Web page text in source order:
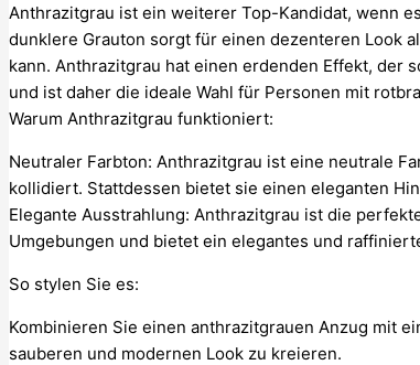
Anthrazitgrau ist ein weiterer Top-Kandidat, wenn
dunklere Grauton sorgt für einen dezenteren Look
kann. Anthrazitgrau hat einen erdenden Effekt, der
und ist daher die ideale Wahl für Personen mit
Warum Anthrazitgrau funktioniert:
Neutraler Farbton: Anthrazitgrau ist eine neutrale
kollidiert. Stattdessen bietet sie einen eleganten
Elegante Ausstrahlung: Anthrazitgrau ist die
Umgebungen und bietet ein elegantes und
So stylen Sie es:
Kombinieren Sie einen anthrazitgrauen Anzug mit
sauberen und modernen Look zu kreieren.